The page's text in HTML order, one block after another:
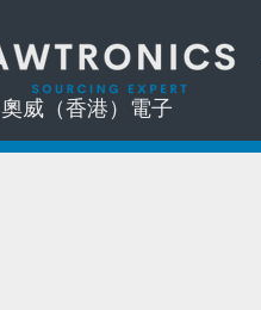
奧威（香港）電子